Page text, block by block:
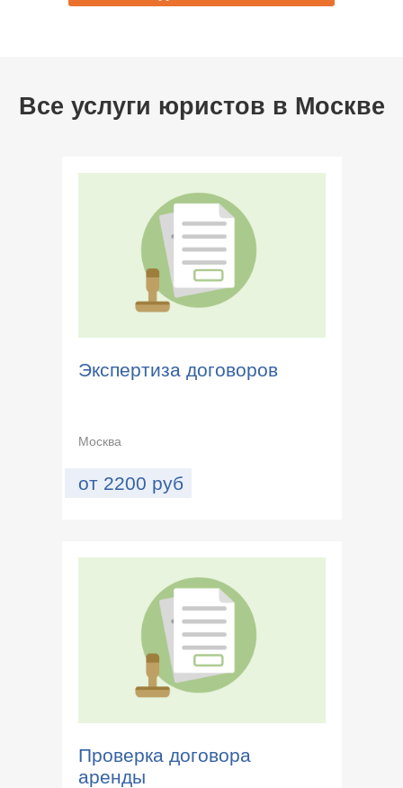
Все услуги юристов в Москве
Экспертиза договоров
Москва
от 2200 руб
Проверка договора
аренды